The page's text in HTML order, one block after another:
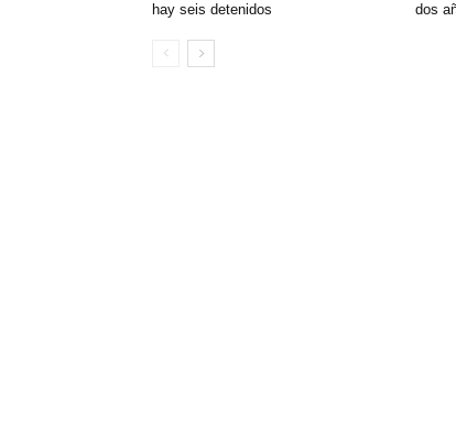
hay seis detenidos
dos